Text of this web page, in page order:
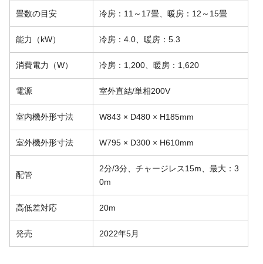
畳数の目安 冷房：11～17畳、暖房：12～15畳
能力（kW） 冷房：4.0、暖房：5.3
消費電力（W） 冷房：1,200、暖房：1,620
電源 室外直結/単相200V
室内機外形寸法 W843 × D480 × H185mm
室外機外形寸法 W795 × D300 × H610mm
配管
2分/3分、チャージレス15m、最大：3
0m
高低差対応 20m
発売 2022年5月